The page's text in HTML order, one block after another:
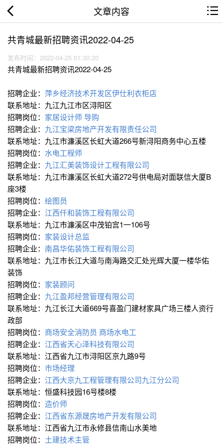
文章内容
共青城最新招聘资讯2022-04-25
发布时间：2022-04-25 01:30:20
共青城最新招聘资讯2022-04-25
招聘企业： 萍乡经济技术开发区伊仕利衣柜店
联系地址：九江九江市区浔阳区
招聘岗位： 家居设计师 导购
招聘企业： 九江宝梁房地产开发有限责任公司
联系地址：九江市濂溪区长虹大道266号新浔阳商务中心五楼
招聘岗位： 水电工程师
招聘企业： 九江汇美装饰设计工程有限公司
联系地址：九江市濂溪区长虹大道272号供电局对面联信大厦B
座3楼
招聘岗位： 绘图员
招聘企业： 江西仟和装饰工程有限公司
联系地址：九江市濂溪区中茂铂宫1一106号
招聘岗位： 家装设计总监
招聘企业： 南昌华佑装饰工程有限公司
联系地址：九江市长江大道与南海路交汇处光辉大厦一楼华佑
装饰
招聘岗位： 家装顾问
招聘企业： 九江盈邦经营管理有限公司
联系地址：九江长江大道669号喜盈门建材家具广场三楼人资行
政部
招聘岗位： 商场安全消防员 商场水电工
招聘企业： 江西省天心泽科技有限公司
联系地址：江西省九江市浔阳区京九路9号
招聘岗位： 市场经理
招聘企业： 江西大京九工程管理有限公司九江分公司
联系地址：恒盛科技园16号楼8楼
招聘岗位： 造价师
招聘企业： 江西省东源晟房地产开发有限公司
联系地址：江西省九江市永修县信南山水美地
招聘岗位： 土建技术主管